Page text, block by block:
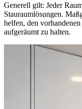
Generell gilt: Jeder
Stauraumlösungen.
helfen, den
aufgeräumt zu halten.